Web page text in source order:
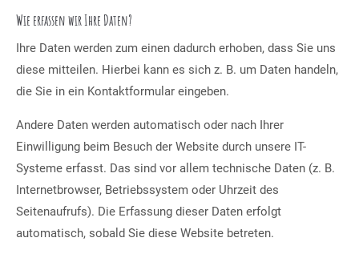
Wie erfassen wir Ihre Daten?
Ihre Daten werden zum einen dadurch erhoben, dass Sie uns
diese mitteilen. Hierbei kann es sich z. B. um Daten handeln,
die Sie in ein Kontaktformular eingeben.
Andere Daten werden automatisch oder nach Ihrer
Einwilligung beim Besuch der Website durch unsere IT-
Systeme erfasst. Das sind vor allem technische Daten (z. B.
Internetbrowser, Betriebssystem oder Uhrzeit des
Seitenaufrufs). Die Erfassung dieser Daten erfolgt
automatisch, sobald Sie diese Website betreten.